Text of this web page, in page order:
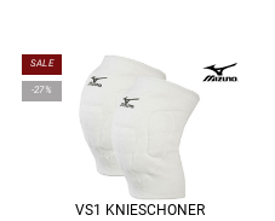
SALE
-27%
VS1 KNIESCHONER